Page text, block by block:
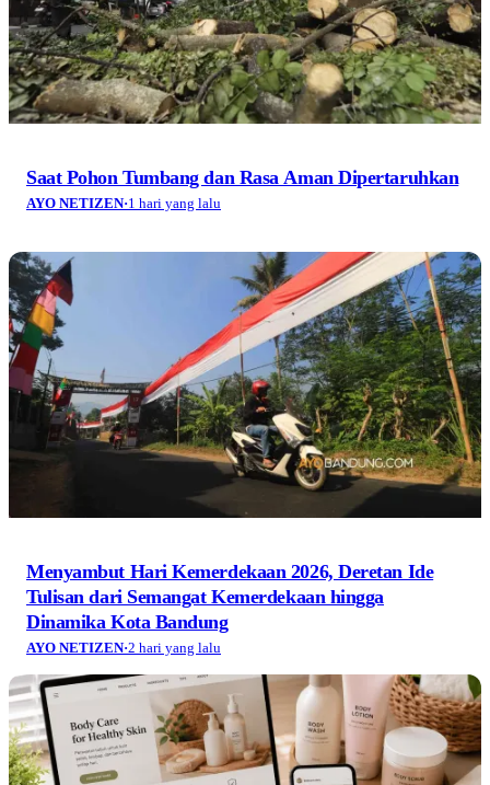
Saat Pohon Tumbang dan Rasa Aman Dipertaruhkan
AYO NETIZEN·1 hari yang lalu
Menyambut Hari Kemerdekaan 2026, Deretan Ide
Tulisan dari Semangat Kemerdekaan hingga
Dinamika Kota Bandung
AYO NETIZEN·2 hari yang lalu